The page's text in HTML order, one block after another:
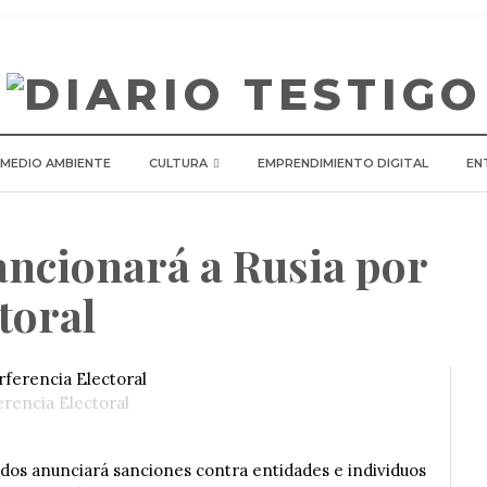
AMBIENTE CULTURA EMPRENDIMIENTO DIGITAL
a Rusia por
Electoral
anunciará sanciones contra entidades e individuos